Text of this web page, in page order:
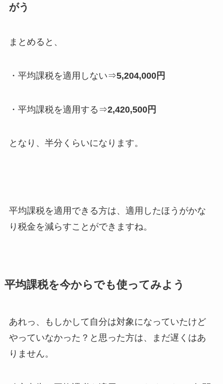
がう
まとめると、
・平均課税を適用しない⇒5,204,000円
・平均課税を適用する⇒2,420,500円
となり、半分くらいになります。
平均課税を適用できる方は、適用したほうがかな
り税金を減らすことができますね。
平均課税を今からでも使ってみよう
あれっ、もしかして自分は対象になっていたけど
やっていなかった？と思った方は、まだ遅くはあ
りません。